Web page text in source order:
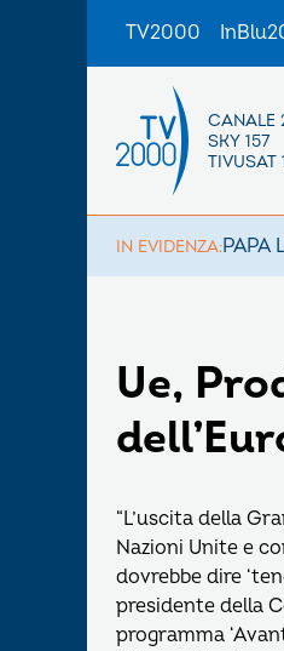
TV2000
CANALE
SKY 157
TIVUSAT
IN EVIDENZA:PAPA
Ue,
“L’uscita della
Nazioni Unite e
dovrebbe dire
presidente della
programma